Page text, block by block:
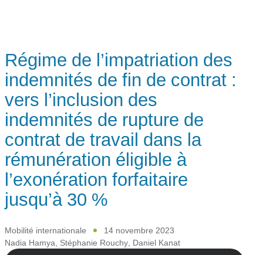
Régime de l’impatriation des
indemnités de fin de contrat :
vers l’inclusion des
indemnités de rupture de
contrat de travail dans la
rémunération éligible à
l’exonération forfaitaire
jusqu’à 30 %
Mobilité internationale
14 novembre 2023
Nadia Hamya, Stéphanie Rouchy, Daniel Kanat